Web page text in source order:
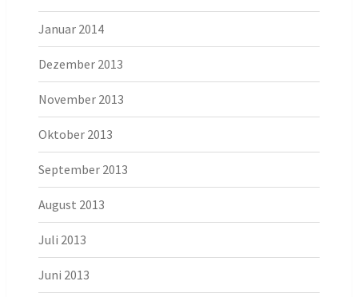
Januar 2014
Dezember 2013
November 2013
Oktober 2013
September 2013
August 2013
Juli 2013
Juni 2013